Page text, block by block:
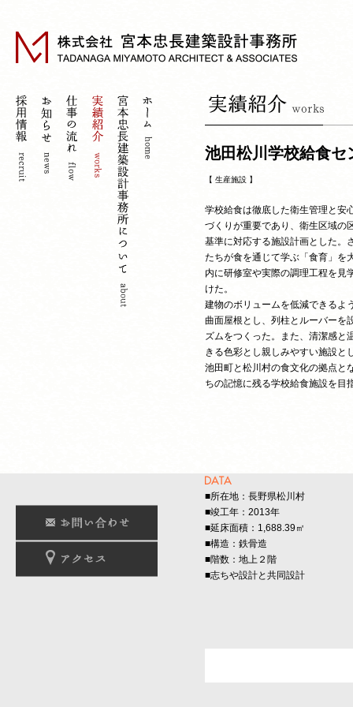
池田松川学校給食セ
【 生産施設 】
学校給食は徹底した衛生管理と安
づくりが重要であり、衛生区域の
基準に対応する施設計画とした。
たちが食を通じて学ぶ「食育」を
内に研修室や実際の調理工程を見
けた。
建物のボリュームを低減できるよ
曲面屋根とし、列柱とルーバーを
ズムをつくった。また、清潔感と
きる色彩とし親しみやすい施設と
池田町と松川村の食文化の拠点と
ちの記憶に残る学校給食施設を目
■所在地：長野県松川村
■竣工年：2013年
■延床面積：1,688.39㎡
■構造：鉄骨造
■階数：地上２階
■志ちや設計と共同設計